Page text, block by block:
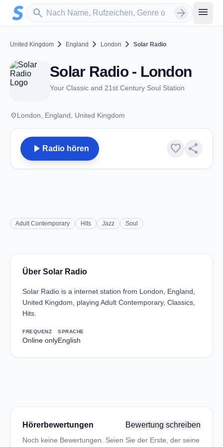
Zum Hauptinhalt springen
search
Sender suchen arrow_forward menu
United Kingdom chevron_right England chevron_right London chevron_right Solar Radio
Solar Radio - London
Your Classic and 21st Century Soul Station
placeLondon, England, United Kingdom
play_arrow Radio hören favorite share
Adult Contemporary Hits Jazz Soul
Über Solar Radio
Solar Radio is a internet station from London, England,
United Kingdom, playing Adult Contemporary, Classics,
Hits.
FREQUENZ
Online only
SPRACHE
English
Hörerbewertungen Bewertung schreiben
Noch keine Bewertungen. Seien Sie der Erste, der seine